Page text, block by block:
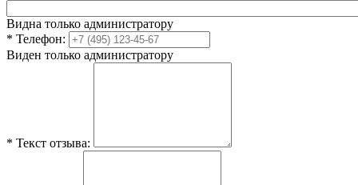
Видна только администратору
* Телефон:
Виден только администратору
* Текст отзыва: